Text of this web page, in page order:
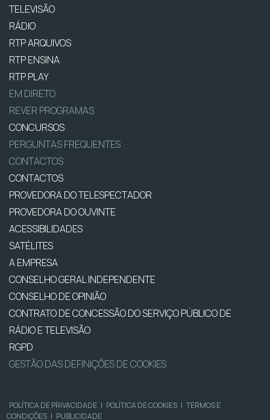
TELEVISÃO
RÁDIO
RTP ARQUIVOS
RTP ENSINA
RTP PLAY
EM DIRETO
REVER PROGRAMAS
CONCURSOS
PERGUNTAS FREQUENTES
CONTACTOS
CONTACTOS
PROVEDORA DO TELESPECTADOR
PROVEDORA DO OUVINTE
ACESSIBILIDADES
SATÉLITES
A EMPRESA
CONSELHO GERAL INDEPENDENTE
CONSELHO DE OPINIÃO
CONTRATO DE CONCESSÃO DO SERVIÇO PÚBLICO DE
RÁDIO E TELEVISÃO
RGPD
GESTÃO DAS DEFINIÇÕES DE COOKIES
POLÍTICA DE PRIVACIDADE | POLÍTICA DE COOKIES | TERMOS E
CONDIÇÕES | PUBLICIDADE